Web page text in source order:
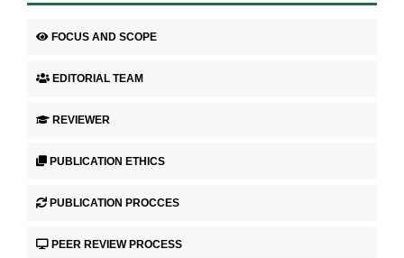
FOCUS AND SCOPE
EDITORIAL TEAM
REVIEWER
PUBLICATION ETHICS
PUBLICATION PROCCES
PEER REVIEW PROCESS